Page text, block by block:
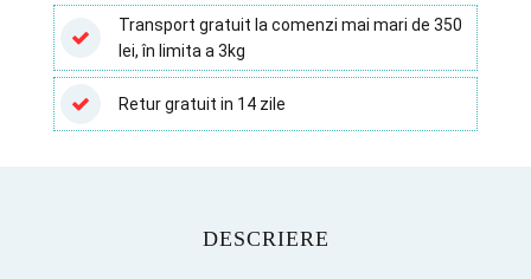
(ser/plasma)
–
25
teste/cutie
Transport gratuit la comenzi mai mari de 350
lei, în limita a 3kg
Retur gratuit in 14 zile
DESCRIERE